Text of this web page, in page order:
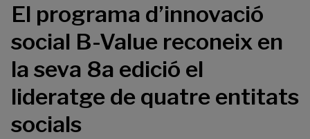
El programa d’innovació
social B-Value reconeix en
la seva 8a edició el
lideratge de quatre entitats
socials